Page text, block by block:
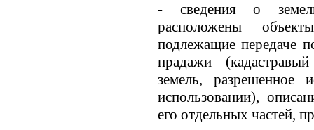
- сведения о
расположены
подлежащие передаче
прадажи
земель, разрешенное
использовании),
его отдельных частей,